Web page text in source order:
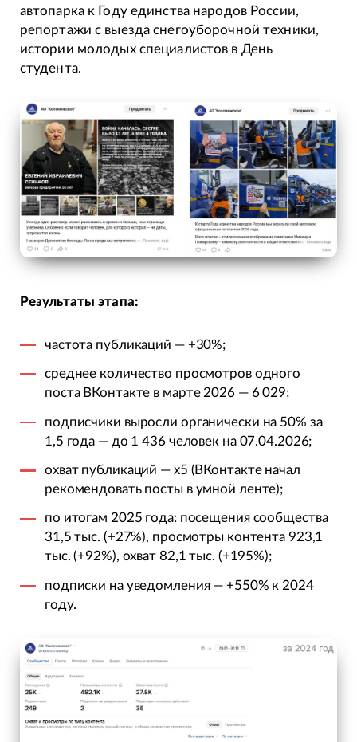
автопарка к Году единства народов России,
репортажи с выезда снегоуборочной техники,
истории молодых специалистов в День
студента.
Результаты этапа:
частота публикаций — +30%;
среднее количество просмотров одного
поста ВКонтакте в марте 2026 — 6 029;
подписчики выросли органически на 50% за
1,5 года — до 1 436 человек на 07.04.2026;
охват публикаций — х5 (ВКонтакте начал
рекомендовать посты в умной ленте);
по итогам 2025 года: посещения сообщества
31,5 тыс. (+27%), просмотры контента 923,1
тыс. (+92%), охват 82,1 тыс. (+195%);
подписки на уведомления — +550% к 2024
году.